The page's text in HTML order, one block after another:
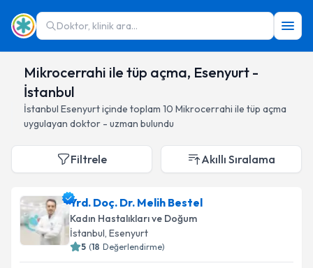
Doktor, klinik ara...
Mikrocerrahi ile tüp açma, Esenyurt -
İstanbul
İstanbul Esenyurtiçinde toplam 10 Mikrocerrahi ile tüp açma
uygulayan doktor - uzman bulundu
Filtrele Akıllı Sıralama
Yrd. Doç. Dr. Melih Bestel
Kadın Hastalıkları ve Doğum
İstanbul, Esenyurt
5 (18 Değerlendirme)